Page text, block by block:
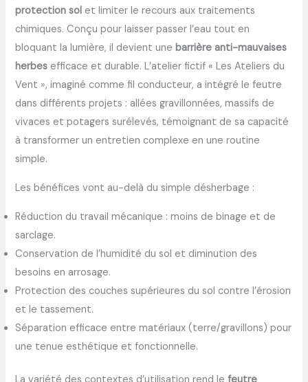
protection sol et limiter le recours aux traitements
chimiques. Conçu pour laisser passer l’eau tout en
bloquant la lumière, il devient unebarrière anti-mauvaises
herbes efficace et durable. L’atelier fictif « Les Ateliers du
Vent », imaginé comme fil conducteur, a intégré le feutre
dans différents projets : allées gravillonnées, massifs de
vivaces et potagers surélevés, témoignant de sa capacité
à transformer un entretien complexe en une routine
simple.
Les bénéfices vont au-delà du simple désherbage :
Réduction du travail mécanique : moins de binage et de
sarclage.
Conservation de l’humidité du sol et diminution des
besoins en arrosage.
Protection des couches supérieures du sol contre l’érosion
et le tassement.
Séparation efficace entre matériaux (terre/gravillons) pour
une tenue esthétique et fonctionnelle.